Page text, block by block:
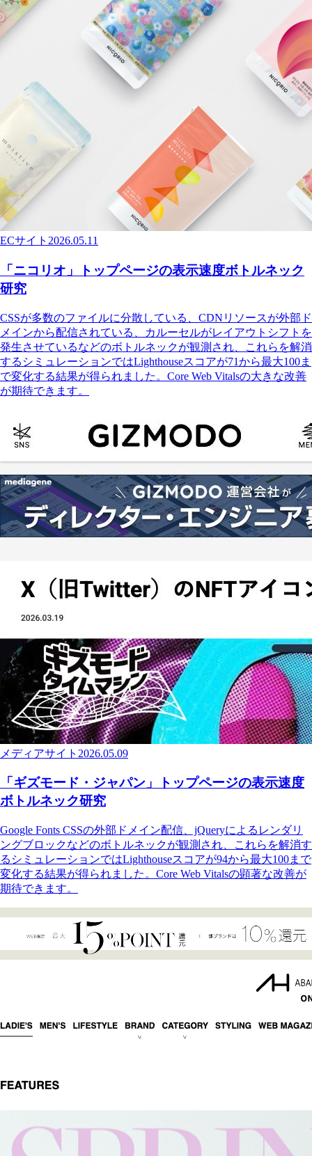
ECサイト 2026.05.11
「ニコリオ」トップページの表示速度ボトルネック
研究
CSSが多数のファイルに分散している、CDNリソースが外部ド
メインから配信されている、カルーセルがレイアウトシフトを
発生させているなどのボトルネックが観測され、これらを解消
するシミュレーションではLighthouseスコアが71から最大100ま
で変化する結果が得られました。Core Web Vitalsの大きな改善
が期待できます。
メディアサイト 2026.05.09
「ギズモード・ジャパン」トップページの表示速度
ボトルネック研究
Google Fonts CSSの外部ドメイン配信、jQueryによるレンダリ
ングブロックなどのボトルネックが観測され、これらを解消す
るシミュレーションではLighthouseスコアが94から最大100まで
変化する結果が得られました。Core Web Vitalsの顕著な改善が
期待できます。